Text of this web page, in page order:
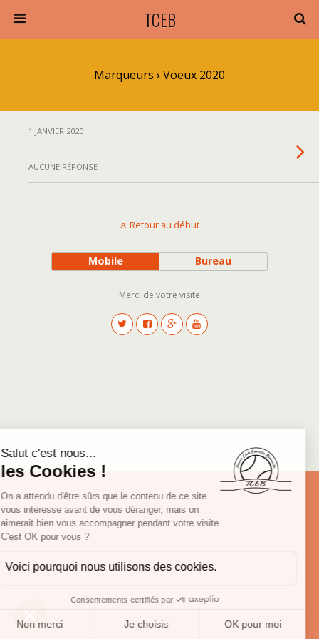
TCEB
Marqueurs › Voeux 2020
1 JANVIER 2020
AUCUNE RÉPONSE
Retour au début
Mobile Bureau
Merci de votre visite